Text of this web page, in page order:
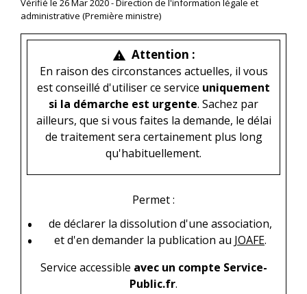
administrative (Première ministre)
warning Attention :
En raison des circonstances actuelles, il vous
est conseillé d'utiliser ce service uniquement
si la démarche est urgente. Sachez par
ailleurs, que si vous faites la demande, le délai
de traitement sera certainement plus long
qu'habituellement.
Permet :
de déclarer la dissolution d'une association,
et d'en demander la publication au JOAFE.
Service accessible avec un compte Service-
Public.fr.